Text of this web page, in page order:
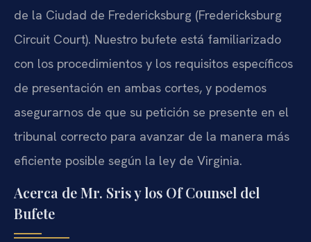
de la Ciudad de Fredericksburg (Fredericksburg
Circuit Court). Nuestro bufete está familiarizado
con los procedimientos y los requisitos específicos
de presentación en ambas cortes, y podemos
asegurarnos de que su petición se presente en el
tribunal correcto para avanzar de la manera más
eficiente posible según la ley de Virginia.
Acerca de Mr. Sris y los Of Counsel del
Bufete